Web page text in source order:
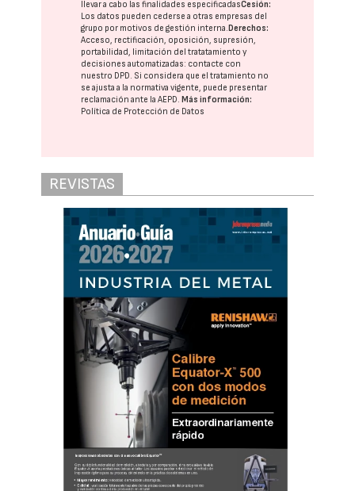
llevar a cabo las finalidades especificadasCesión:
Los datos pueden cederse a otras empresas del
grupo por motivos de gestión interna.Derechos:
Acceso, rectificación, oposición, supresión,
portabilidad, limitación del tratatamiento y
decisiones automatizadas: contacte con
nuestro DPD. Si considera que el tratamiento no
se ajusta a la normativa vigente, puede presentar
reclamación ante laAEPD.Más información:
Política de Protección de Datos
REVISTAS